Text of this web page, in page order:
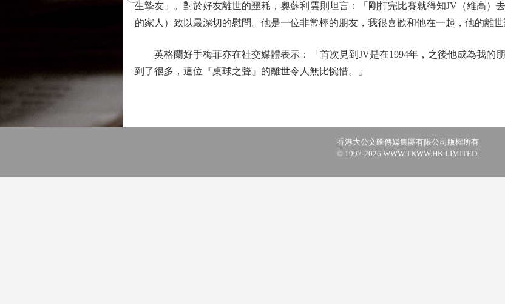
生摯友」。對於好友離世的噩耗，奧蘇利雲則坦言：「剛打完比賽就得知JV（維高）
的家人）致以最深切的慰問。他是一位非常棒的朋友，我很喜歡和他在一起，他的離世
英格蘭好手梅菲亦在社交媒體表示：「首次見到JV是在1994年，之後他成為我的
到了很多，這位『桌球之聲』的離世令人無比惋惜。」
香港大公文匯傳媒集團有限公司版權所有
© 1997-2026 WWW.TKWW.HK LIMITED.